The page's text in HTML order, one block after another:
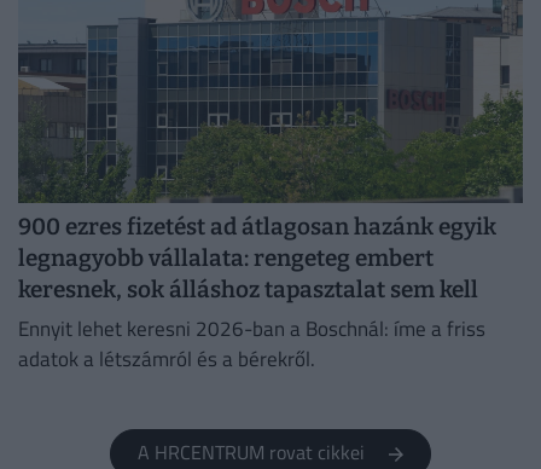
900 ezres fizetést ad átlagosan hazánk egyik
legnagyobb vállalata: rengeteg embert
keresnek, sok álláshoz tapasztalat sem kell
Ennyit lehet keresni 2026-ban a Boschnál: íme a friss
adatok a létszámról és a bérekről.
A HRCENTRUM rovat cikkei